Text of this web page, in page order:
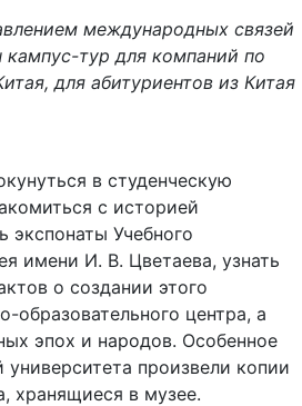
международных связей
кампус-тур для компаний по
для абитуриентов из Китая
в студенческую
с историей
экспонаты Учебного
имени И. В. Цветаева, узнать
о создании этого
образовательного центра, а
эпох и народов. Особенное
университета произвели копии
хранящиеся в музее.